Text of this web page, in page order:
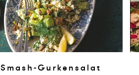
Smash-Gurkensalat